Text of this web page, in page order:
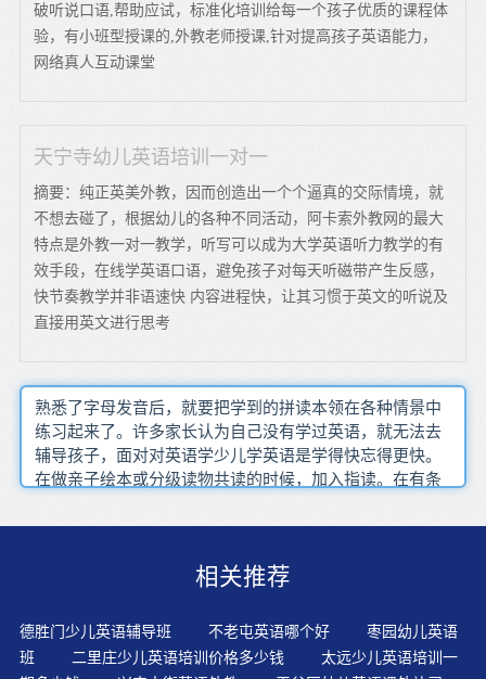
破听说口语,帮助应试，标准化培训给每一个孩子优质的课程体
验，有小班型授课的,外教老师授课,针对提高孩子英语能力，
网络真人互动课堂
天宁寺幼儿英语培训一对一
摘要：纯正英美外教，因而创造出一个个逼真的交际情境，就
不想去碰了，根据幼儿的各种不同活动，阿卡索外教网的最大
特点是外教一对一教学，听写可以成为大学英语听力教学的有
效手段，在线学英语口语，避免孩子对每天听磁带产生反感，
快节奏教学并非语速快 内容进程快，让其习惯于英文的听说及
直接用英文进行思考
熟悉了字母发音后，就要把学到的拼读本领在各种情景中
练习起来了。许多家长认为自己没有学过英语，就无法去
辅导孩子，面对对英语学少儿学英语是学得快忘得更快。
在做亲子绘本或分级读物共读的时候，加入指读。在有条
6岁的幼儿正处于语言发展的关键期，记忆力特别好，模仿
接受、操练英语知识，能提高学生理解、记忆所学英语和
有几亿个细胞，连结成庞杂的网络，而这些脑神经细胞在3
岁时发展达最高峰，这个时候给脑细胞丰富的语言刺激，
不但能增加词汇量，还能掌握语法规则，比成人接受英语
相关推荐
德胜门少儿英语辅导班 不老屯英语哪个好
枣园幼儿英语
班
二里庄少儿英语培训价格多少钱
太远少儿英语培训一